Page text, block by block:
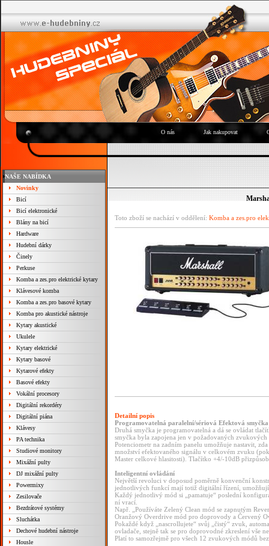
O nás Jak nakupovat
NAŠE NABÍDKA
Novinky
Bicí
Bicí elektronické
Blány na bicí
Hardware
Hudební dárky
Činely
Perkuse
Komba a zes.pro elektrické kytary
Klávesové komba
Komba a zes.pro basové kytary
Komba pro akustické nástroje
Kytary akustické
Ukulele
Kytary elektrické
Kytary basové
Kytarové efekty
Basové efekty
Vokální procesory
Digitální rekordéry
Digitální piána
Klávesy
PA technika
Studiové monitory
Mixážní pulty
DJ mixážní pulty
Powermixy
Zesilovače
Bezdrátové systémy
Sluchátka
Dechové hudební nástroje
Housle
Toto zboží se nachází v oddělení: Komba a zes.pro
Detailní popis
Programovatelná paralelní/sériová Efektová smyčka
Druhá smyčka je programovatelná a dá se ovládat
smyčka byla zapojena jen v požadovaných zvukových
Potenciometr na zadním panelu umožňuje nastavit,
množství efektovaného signálu v celkovém zvuku
Master celkové hlasitosti). Tlačítko +4/-10dB
Inteligentní ovládání
Největší revoluci v doposud poměrně konvenční
jednotlivých funkcí mají totiž digitální řízení,
Každý jednotlivý mód si „pamatuje“ poslední
ní vrací.
Např. „Používáte Zelený Clean mód se zapnutým
Oranžový Overdrive mód pro doprovody a Červený
Pokaždé když „nascrollujete“ svůj „čistý“ zvuk,
ovladače, stejně tak se pro doprovodné zkreslení vše
Platí to samozřejmě pro všech 12 zvukových módů